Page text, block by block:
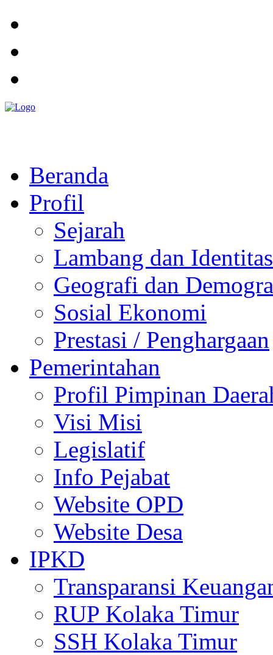
Beranda
Profil
Sejarah
Lambang dan Identitas
Geografi dan
Sosial Ekonomi
Prestasi / Penghargaan
Pemerintahan
Profil Pimpinan
Visi Misi
Legislatif
Info Pejabat
Website OPD
Website Desa
IPKD
Transparansi
RUP Kolaka Timur
SSH Kolaka Timur